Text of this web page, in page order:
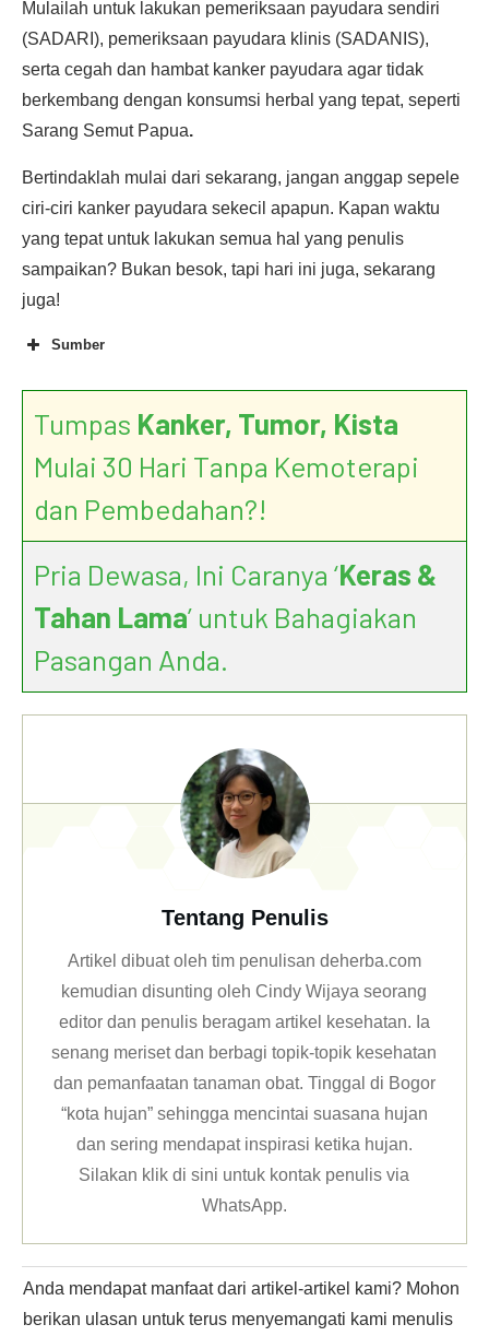
Mulailah untuk lakukan pemeriksaan payudara sendiri
(SADARI), pemeriksaan payudara klinis (SADANIS),
serta cegah dan hambat kanker payudara agar tidak
berkembang dengan konsumsi herbal yang tepat, seperti
Sarang Semut Papua.
Bertindaklah mulai dari sekarang, jangan anggap sepele
ciri-ciri kanker payudara sekecil apapun. Kapan waktu
yang tepat untuk lakukan semua hal yang penulis
sampaikan? Bukan besok, tapi hari ini juga, sekarang
juga!
Sumber
Tumpas Kanker, Tumor, Kista
Mulai 30 Hari Tanpa Kemoterapi
dan Pembedahan?!
Pria Dewasa, Ini Caranya ‘Keras &
Tahan Lama’ untuk Bahagiakan
Pasangan Anda.
Tentang Penulis
Artikel dibuat oleh tim penulisan deherba.com
kemudian disunting oleh Cindy Wijaya seorang
editor dan penulis beragam artikel kesehatan. Ia
senang meriset dan berbagi topik-topik kesehatan
dan pemanfaatan tanaman obat. Tinggal di Bogor
“kota hujan” sehingga mencintai suasana hujan
dan sering mendapat inspirasi ketika hujan.
Silakan klikdi sini untuk kontak penulis via
WhatsApp.
Anda mendapat manfaat dari artikel-artikel kami? Mohon
berikan ulasan untuk terus menyemangati kami menulis